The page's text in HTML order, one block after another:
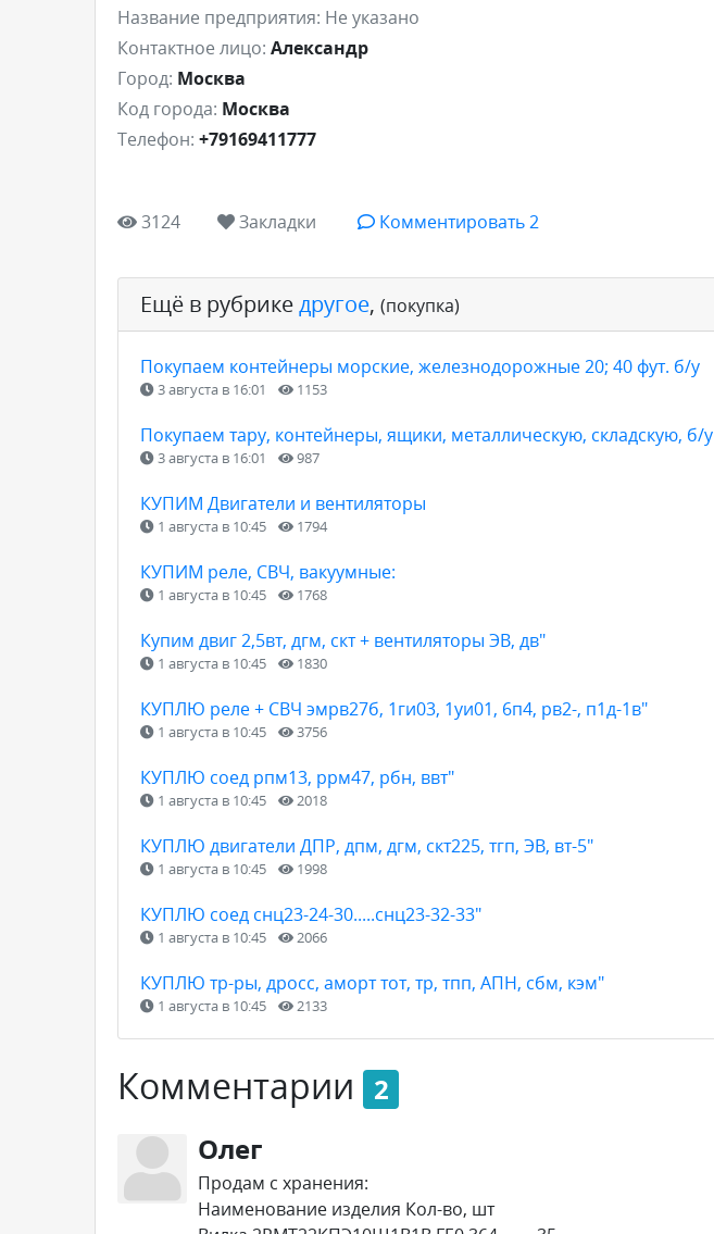
Название предприятия: Не указано
Контактное лицо: Александр
Город: Москва
Код города: Москва
Телефон: +79169411777
3124 Закладки Комментировать 2
Ещё в рубрикедругое, (покупка)
Покупаем контейнеры морские, железнодорожные 20; 40 фут. б/у
3 августа в 16:01 1153
Покупаем тару, контейнеры, ящики, металлическую, складскую, б/у
3 августа в 16:01 987
КУПИМ Двигатели и вентиляторы
1 августа в 10:45 1794
КУПИМ реле, СВЧ, вакуумные:
1 августа в 10:45 1768
Купим двиг 2,5вт, дгм, скт + вентиляторы ЭВ, дв"
1 августа в 10:45 1830
КУПЛЮ реле + СВЧ эмрв27б, 1ги03, 1уи01, 6п4, рв2-, п1д-1в"
1 августа в 10:45 3756
КУПЛЮ соед рпм13, ррм47, рбн, ввт"
1 августа в 10:45 2018
КУПЛЮ двигатели ДПР, дпм, дгм, скт225, тгп, ЭВ, вт-5"
1 августа в 10:45 1998
КУПЛЮ соед снц23-24-30.....снц23-32-33"
1 августа в 10:45 2066
КУПЛЮ тр-ры, дросс, аморт тот, тр, тпп, АПН, сбм, кэм"
1 августа в 10:45 2133
Комментарии
2
Олег
Продам с хранения:
Наименование изделия Кол-во, шт